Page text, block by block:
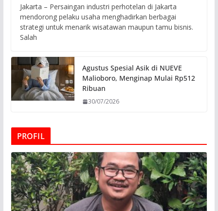
Jakarta – Persaingan industri perhotelan di Jakarta
mendorong pelaku usaha menghadirkan berbagai
strategi untuk menarik wisatawan maupun tamu bisnis.
Salah
Agustus Spesial Asik di NUEVE
Malioboro, Menginap Mulai Rp512
Ribuan
30/07/2026
PROFIL